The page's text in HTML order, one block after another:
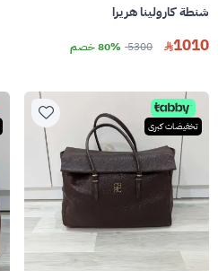
شنطة كارولينا هريرا
1010
5300 80% خصم
تخفيضات كبرى